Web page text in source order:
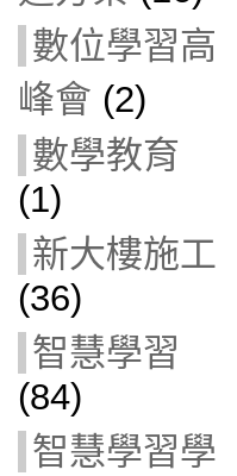
數位學習高
峰會 (2)
數學教育
(1)
新大樓施工
(36)
智慧學習
(84)
智慧學習學